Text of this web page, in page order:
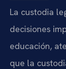
La custodia
decisiones
educación,
que la